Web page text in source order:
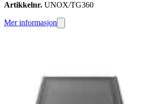
Artikkelnr. UNOX/TG360
Mer informasjon